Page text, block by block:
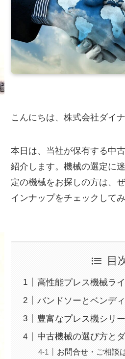
こんにちは、株式会社ダイナ
本日は、当社が保有する中
紹介します。機械の選定に
定の機械をお探しの方は、
インナップをチェックして
目
高性能プレス機械ラ
バンドソーとベンデ
豊富なプレス機シリ
中古機械の選び方と
お問合せ・ご相談